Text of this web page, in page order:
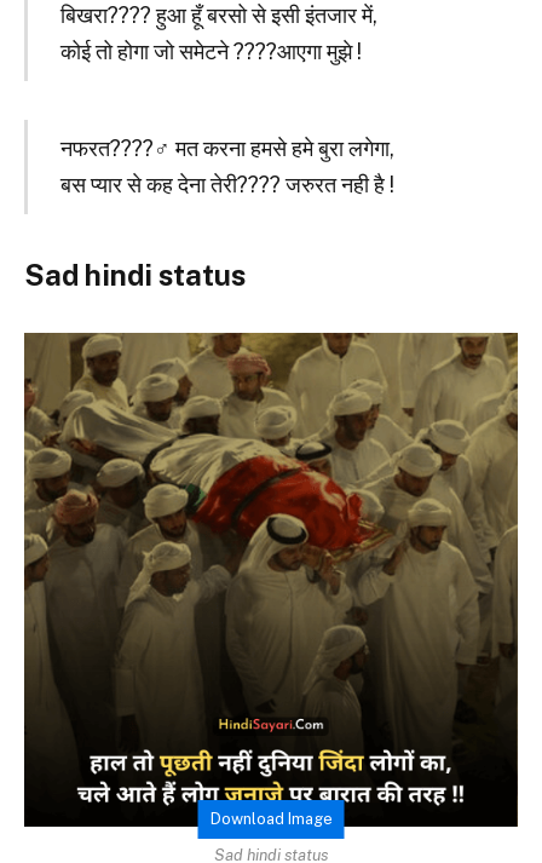
बिखरा???? हुआ हूँ बरसो से इसी इंतजार में,
कोई तो होगा जो समेटने ????आएगा मुझे !
नफरत????‍♂️ मत करना हमसे हमे बुरा लगेगा,
बस प्यार से कह देना तेरी???? जरुरत नही है !
Sad hindi status
Download Image
Sad hindi status